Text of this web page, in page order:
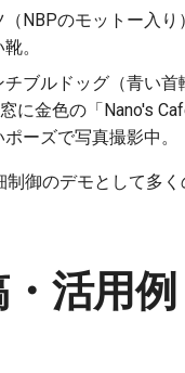
NBPのモットー入
。
ブルドッグ（青い
に金色の「Nano's
ーズで写真撮影中。
御のデモとして多
活用